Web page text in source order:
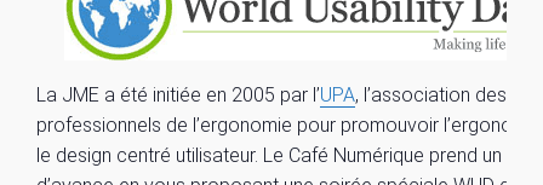
La JME a été initiée en 2005 par l’UPA, l’association des
professionnels de l’ergonomie pour promouvoir
le design centré utilisateur. Le Café Numérique prend un peu